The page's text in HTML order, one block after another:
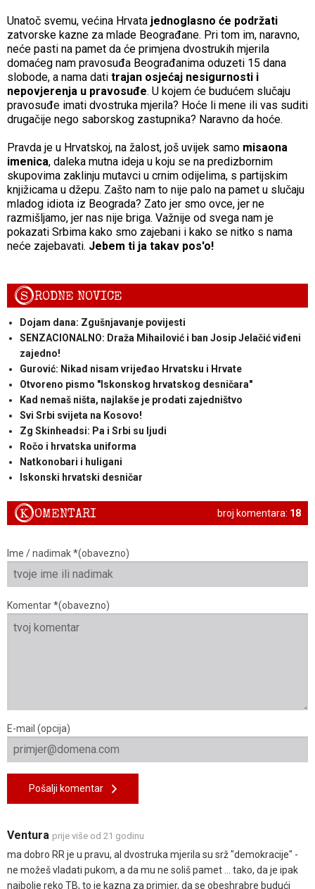
Unatoč svemu, većina Hrvata jednoglasno će podržati
zatvorske kazne za mlade Beograđane. Pri tom im, naravno,
neće pasti na pamet da će primjena dvostrukih mjerila
domaćeg nam pravosuđa Beograđanima oduzeti 15 dana
slobode, a nama dati trajan osjećaj nesigurnosti i
nepovjerenja u pravosuđe. U kojem će budućem slučaju
pravosuđe imati dvostruka mjerila? Hoće li mene ili vas suditi
drugačije nego saborskog zastupnika? Naravno da hoće.
Pravda je u Hrvatskoj, na žalost, još uvijek samo misaona
imenica, daleka mutna ideja u koju se na predizbornim
skupovima zaklinju mutavci u crnim odijelima, s partijskim
knjižicama u džepu. Zašto nam to nije palo na pamet u slučaju
mladog idiota iz Beograda? Zato jer smo ovce, jer ne
razmišljamo, jer nas nije briga. Važnije od svega nam je
pokazati Srbima kako smo zajebani i kako se nitko s nama
neće zajebavati. Jebem ti ja takav pos'o!
SRODNE NOVICE
Dojam dana: Zgušnjavanje povijesti
SENZACIONALNO: Draža Mihailović i ban Josip Jelačić viđeni
zajedno!
Gurović: Nikad nisam vrijeđao Hrvatsku i Hrvate
Otvoreno pismo "Iskonskog hrvatskog desničara"
Kad nemaš ništa, najlakše je prodati zajedništvo
Svi Srbi svijeta na Kosovo!
Zg Skinheadsi: Pa i Srbi su ljudi
Ročo i hrvatska uniforma
Natkonobari i huligani
Iskonski hrvatski desničar
broj komentara: 18
KOMENTARI
Ime / nadimak *(obavezno)
Komentar *(obavezno)
E-mail (opcija)
Pošalji komentar
Ventura prije više od 21 godinu
ma dobro RR je u pravu, al dvostruka mjerila su srž "demokracije" -
ne možeš vladati pukom, a da mu ne soliš pamet ... tako, da je ipak
najbolje reko TB, to je kazna za primjer, da se obeshrabre budući